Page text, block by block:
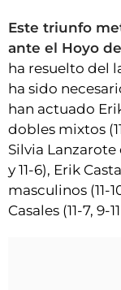
Este triunfo
ante el Hoyo
ha resuelto del
ha sido
han actuado
dobles mixtos
Silvia Lanzarote
y 11-6), Erik
masculinos (11-
Casales (11-7, 9-